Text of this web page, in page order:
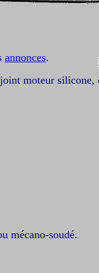
annonces.
moteur
mécano-soudé.